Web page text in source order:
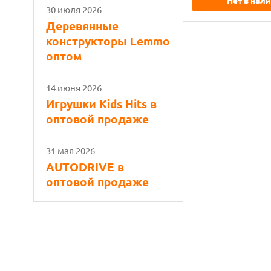
30 июля 2026
Деревянные
конструкторы Lemmo
оптом
14 июня 2026
Игрушки Kids Hits в
оптовой продаже
31 мая 2026
AUTODRIVE в
оптовой продаже